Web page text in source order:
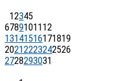
12345
6789101112
13141516171819
20212223242526
2728293031